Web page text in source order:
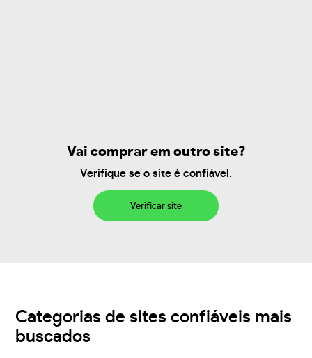
Vai comprar em outro site?
Verifique se o site é confiável.
Verificar site
Categorias de sites confiáveis mais
buscados